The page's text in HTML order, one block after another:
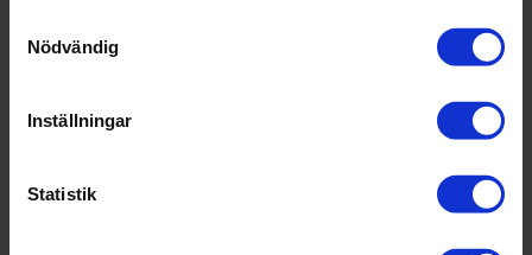
Nödvändig
Inställningar
Statistik
Danish Crown Horsens, Danmark